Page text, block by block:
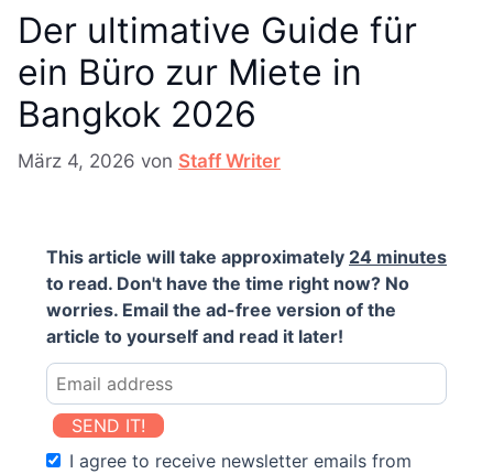
Der ultimative Guide für
ein Büro zur Miete in
Bangkok 2026
März 4, 2026 von Staff Writer
This article will take approximately 24 minutes
to read. Don't have the time right now? No
worries. Email the ad-free version of the
article to yourself and read it later!
SEND IT!
I agree to receive newsletter emails from